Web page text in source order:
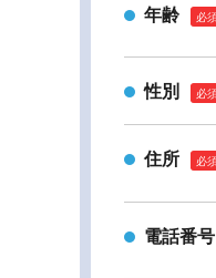
年齢
性別
住所
電話番号